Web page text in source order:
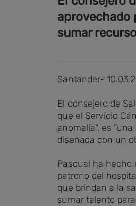
aprovechado
sumar
Santander-
El consejero de
que el Servicio
anomalía", es
diseñada con un
Pascual ha hecho
patrono del
que brindan a la
sumar talento